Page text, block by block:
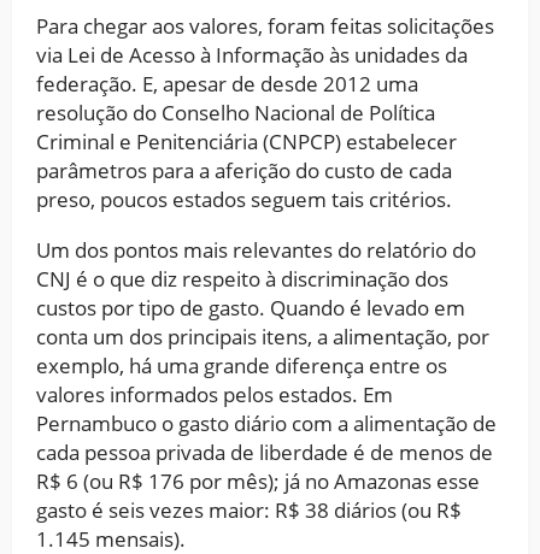
Para chegar aos valores, foram feitas solicitações
via Lei de Acesso à Informação às unidades da
federação. E, apesar de desde 2012 uma
resolução do Conselho Nacional de Política
Criminal e Penitenciária (CNPCP) estabelecer
parâmetros para a aferição do custo de cada
preso, poucos estados seguem tais critérios.
Um dos pontos mais relevantes do relatório do
CNJ é o que diz respeito à discriminação dos
custos por tipo de gasto. Quando é levado em
conta um dos principais itens, a alimentação, por
exemplo, há uma grande diferença entre os
valores informados pelos estados. Em
Pernambuco o gasto diário com a alimentação de
cada pessoa privada de liberdade é de menos de
R$ 6 (ou R$ 176 por mês); já no Amazonas esse
gasto é seis vezes maior: R$ 38 diários (ou R$
1.145 mensais).